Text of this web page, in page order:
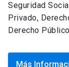
Seguridad
Privado,
Derecho
Más